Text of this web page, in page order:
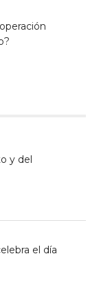
y del
el día